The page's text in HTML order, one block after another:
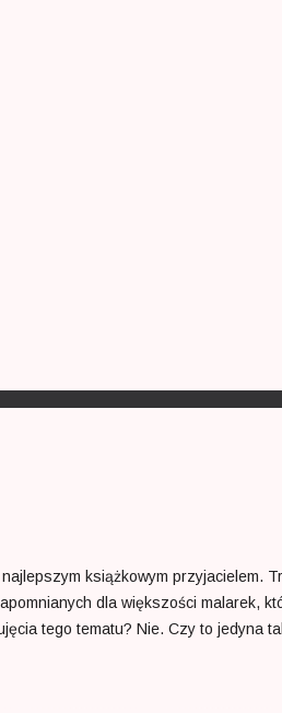
książkowym przyjacielem.
dla większości malarek,
tego tematu? Nie. Czy to jedyna
i empatyczny. Czas spędzony w